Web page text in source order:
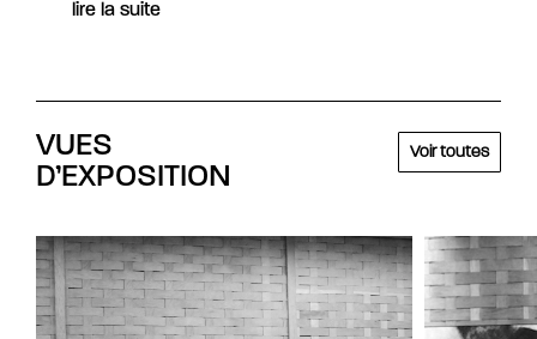
lire la suite
VUES
D’EXPOSITION
Voir toutes